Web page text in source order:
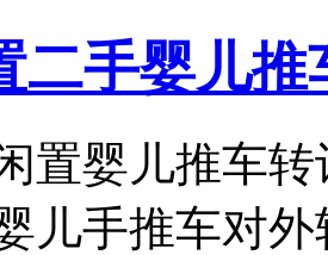
二手婴儿推
置婴儿推车
儿手推车对